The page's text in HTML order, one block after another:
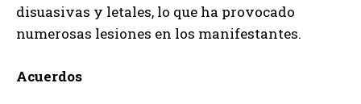
disuasivas y letales, lo que ha provocado
numerosas lesiones en los manifestantes.
Acuerdos